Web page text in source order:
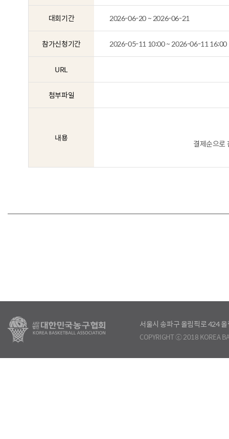
대회기간 2026-06-20 ~ 2026-06-21
참가신청기간 2026-05-11 10:00 ~ 2026-06-11 16:00
URL
첨부파일
내용
결제순으로
서울시 송파구 올림픽로 424
COPYRIGHT ⓒ 2018 KOREA